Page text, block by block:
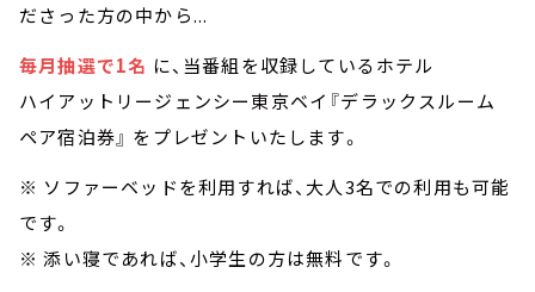
ださった方の中から...
毎月抽選で1名 に、当番組を収録しているホテル
ハイアットリージェンシー東京ベイ『デラックスルーム
ペア宿泊券』 をプレゼントいたします。
※ ソファーベッドを利用すれば、大人3名での利用も可能
です。
※ 添い寝であれば、小学生の方は無料です。